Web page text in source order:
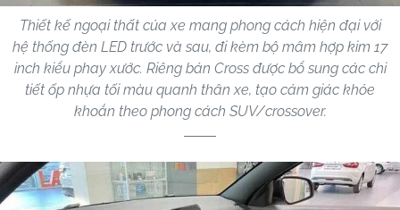
Thiết kế ngoại thất của xe mang phong cách hiện đại với
hệ thống đèn LED trước và sau, đi kèm bộ mâm hợp kim 17
inch kiểu phay xước. Riêng bản Cross được bổ sung các chi
tiết ốp nhựa tối màu quanh thân xe, tạo cảm giác khỏe
khoắn theo phong cách SUV/crossover.